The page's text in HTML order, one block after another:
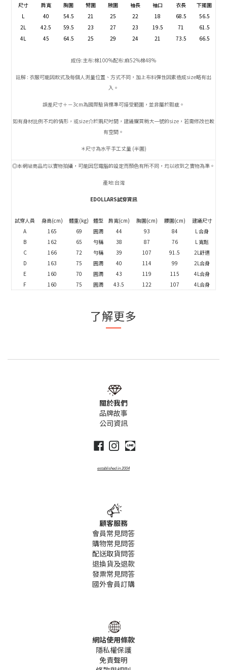
尺寸 肩寬 胸圍 臂圍 腋圍 袖長 袖口 衣長
下擺圍
L
40 54.5 21 25 22 18 68.5
56.5
2L
42.5 59.5 23 27 23 19.5 71
61.5
4L
45 64.5 25 29 24 21 73.5 66.5
成份:主布:棉100%配布:麻52%棉48%
註解 : 衣服可能因款式及每個人測量位置、方式不同，加上布料彈性因素造成size略有出
入。
誤差尺寸＋－3cm為國際驗貨標準可接受範圍，並非屬於瑕疵。
如有身材比例不均的情形，或size介於兩尺吋間，建議購買稍大一號的size，若需修改也較
有空間。
＊尺寸為水平手工丈量 (半圍)
◎本網站商品均以實物拍攝，可能因您電腦的設定而顏色有所不同，均以收到之實物為準。
產地:台灣
EDOLLARS試穿資訊
試穿人員 身高(cm) 體重(kg) 體型 肩寬(cm) 胸圍(cm) 腰圍(cm)
建議尺寸
A
165 69 圓潤 44 93 84
L 合身
B
162 65 勻稱 38 87 76
L 寬鬆
C
166 72 勻稱 39 107 91.5
2L舒適
D
163 75 圓潤 40 114 99
2L合身
E
160 70 圓潤 43 119 115
4L合身
F
160 75 圓潤 43.5 122 107 4L合身
了解更多
關於我們
品牌故事
公司資訊
establishedin 2004
顧客服務
會員常見問答
購物常見問答
配送取貨問答
退換貨及退款
發票常見問答
國外會員訂購
網站使用條款
隱私權保護
免責聲明